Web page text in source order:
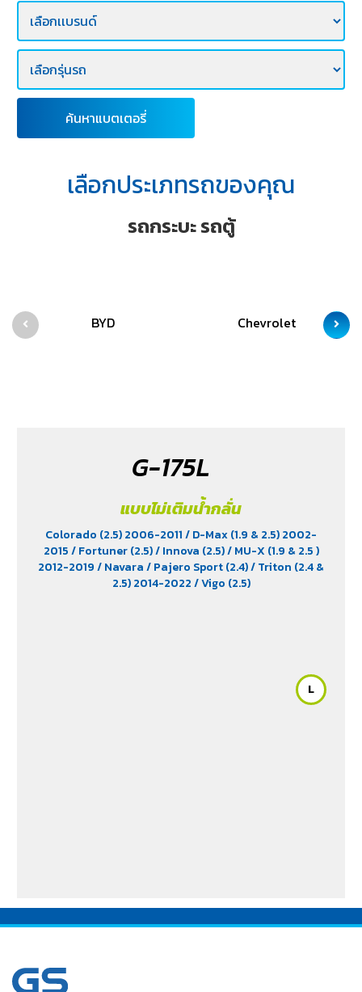
E-
BUSINESS
ค้นหาแบตเตอรี่
เลือกประเภทรถของคุณ
รถกระบะ รถตู้
BYD Chevrolet
G-175L
แบบไม่เติมน้ำกลั่น
Colorado (2.5) 2006-2011/ D-Max (1.9 & 2.5) 2002-
2015/ Fortuner (2.5)/ Innova (2.5)/ MU-X (1.9 & 2.5 )
2012-2019/ Navara/ Pajero Sport (2.4)/ Triton (2.4 &
2.5) 2014-2022/ Vigo (2.5)
L